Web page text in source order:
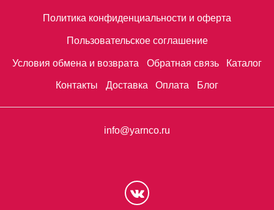
Политика конфиденциальности и оферта
Пользовательское соглашение
Условия обмена и возврата Обратная связь Каталог
Контакты Доставка Оплата Блог
info@yarnco.ru